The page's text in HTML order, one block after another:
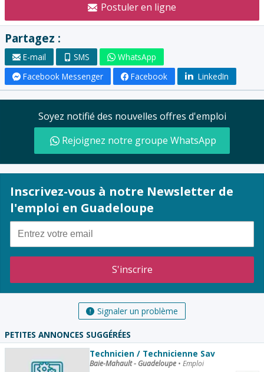
Postuler en ligne
Partagez :
E-mail SMS
WhatsApp
Facebook Messenger
Facebook LinkedIn
Soyez notifié des nouvelles offres d'emploi
Rejoignez notre groupe WhatsApp
Inscrivez-vous à notre Newsletter de
l'emploi en Guadeloupe
Signaler un problème
PETITES ANNONCES SUGGÉRÉES
Technicien / Technicienne Sav
Baie-Mahault - Guadeloupe • Emploi